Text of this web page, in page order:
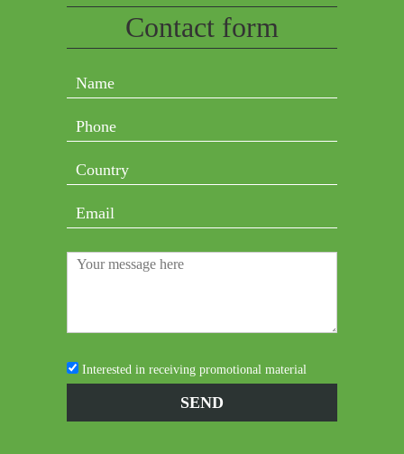
Contact form
Interested in receiving promotional material